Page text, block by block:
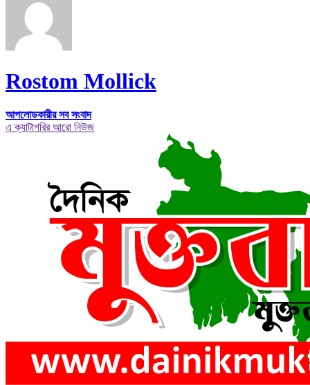
Rostom Mollick
আপলোডকারীর সব সংবাদ
এ ক্যাটাগরির আরো নিউজ